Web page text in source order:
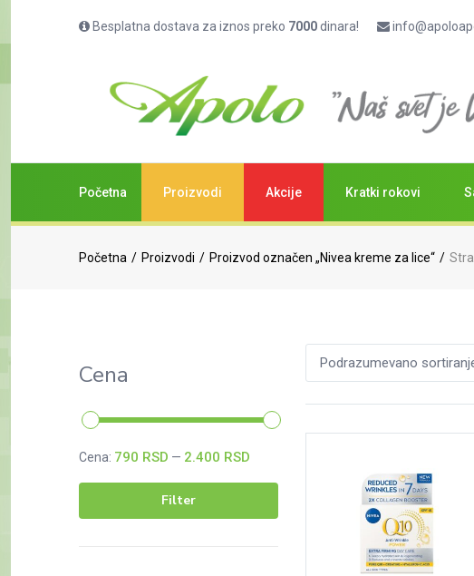
Besplatna dostava za iznos preko 7000dinara!
Početna Proizvodi Akcije Kratki rokovi
Početna Proizvodi Proizvod označen „Nivea kreme za lice“
Cena
Filter
Cena: 790 RSD — 2.400 RSD
Podrazumevano